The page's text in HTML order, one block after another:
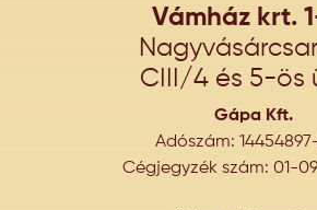
Vámház krt.
CIII/4 és 5-ös
Gápa Kft.
Adószám:
Cégjegyzék szám: 01-